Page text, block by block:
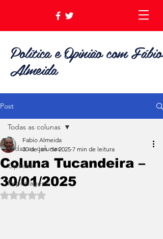
Política e Opinião com Fábio
Almeida
Post
Todas as colunas
Opinião
Reportagens
Todas as colunas
Coluna Tucandeira –
30/01/2025
Fabio Almeida
30 de jan. de 2025 7 min de leitura
Avaliado com NaN de 5 estrelas.